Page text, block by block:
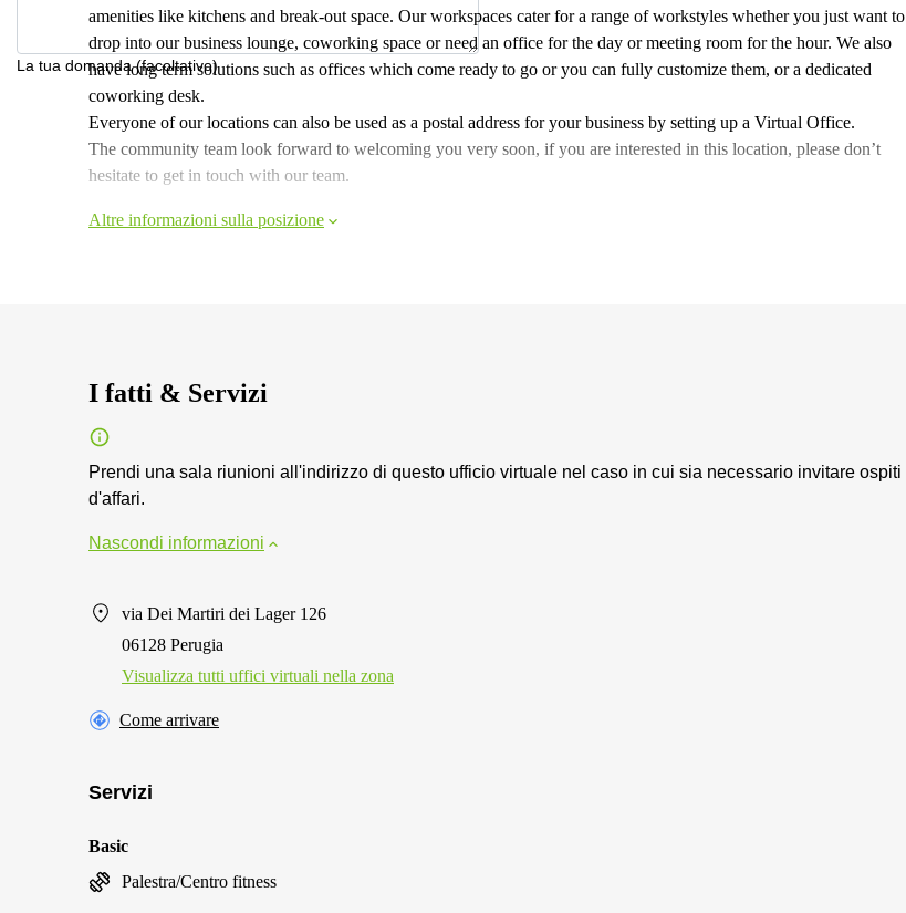
La tua domanda (facoltativo)
amenities like kitchens and break-out space. Our workspaces cater for a range of workstyles whether you just want to
drop into our business lounge, coworking space or need an office for the day or meeting room for the hour. We also
have long term solutions such as offices which come ready to go or you can fully customize them, or a dedicated
coworking desk.
Everyone of our locations can also be used as a postal address for your business by setting up a Virtual Office.
The community team look forward to welcoming you very soon, if you are interested in this location, please don’t
hesitate to get in touch with our team.
Altre informazioni sulla posizione
I fatti & Servizi
Prendi una sala riunioni all'indirizzo di questo ufficio virtuale nel caso in cui sia necessario invitare ospiti
d'affari.
Nascondi informazioni
via Dei Martiri dei Lager 126
06128 Perugia
Visualizza tutti uffici virtuali nella zona
Come arrivare
Servizi
Basic
Palestra/Centro fitness